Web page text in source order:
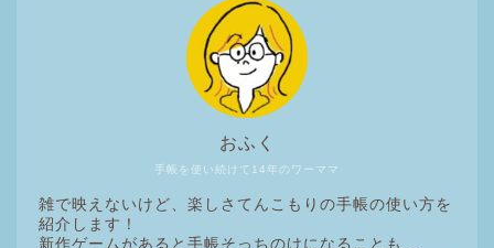
手帳を使い続けて14年のワーママ
おふく
雑で映えないけど、楽しさてんこもりの手帳の使い方を
紹介します！
新作ゲームがあると手帳そっちのけになることも…